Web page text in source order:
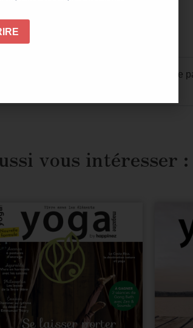
le 18/05/2022
votre achat par notre petite équipe
vous intéresser :